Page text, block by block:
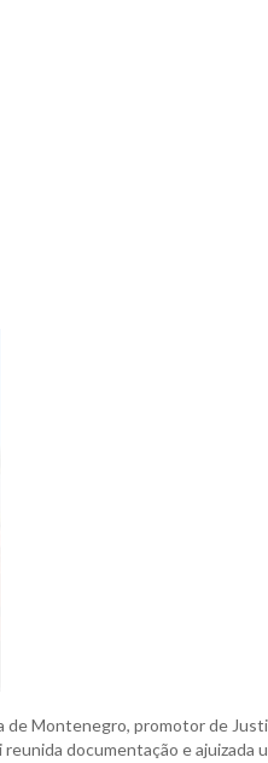
de Montenegro, promotor de
documentação e ajuizada